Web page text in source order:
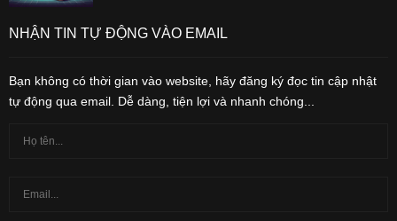
NHẬN TIN TỰ ĐỘNG VÀO EMAIL
Bạn không có thời gian vào website, hãy đăng ký đọc tin cập nhật
tự động qua email. Dễ dàng, tiện lợi và nhanh chóng...